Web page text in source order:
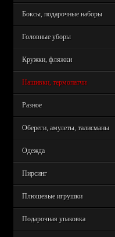
Боксы, подарочные наборы
Головные уборы
Кружки, фляжки
Нашивки, термопатчи
Разное
Обереги, амулеты, талисманы
Одежда
Пирсинг
Плюшевые игрушки
Подарочная упаковка